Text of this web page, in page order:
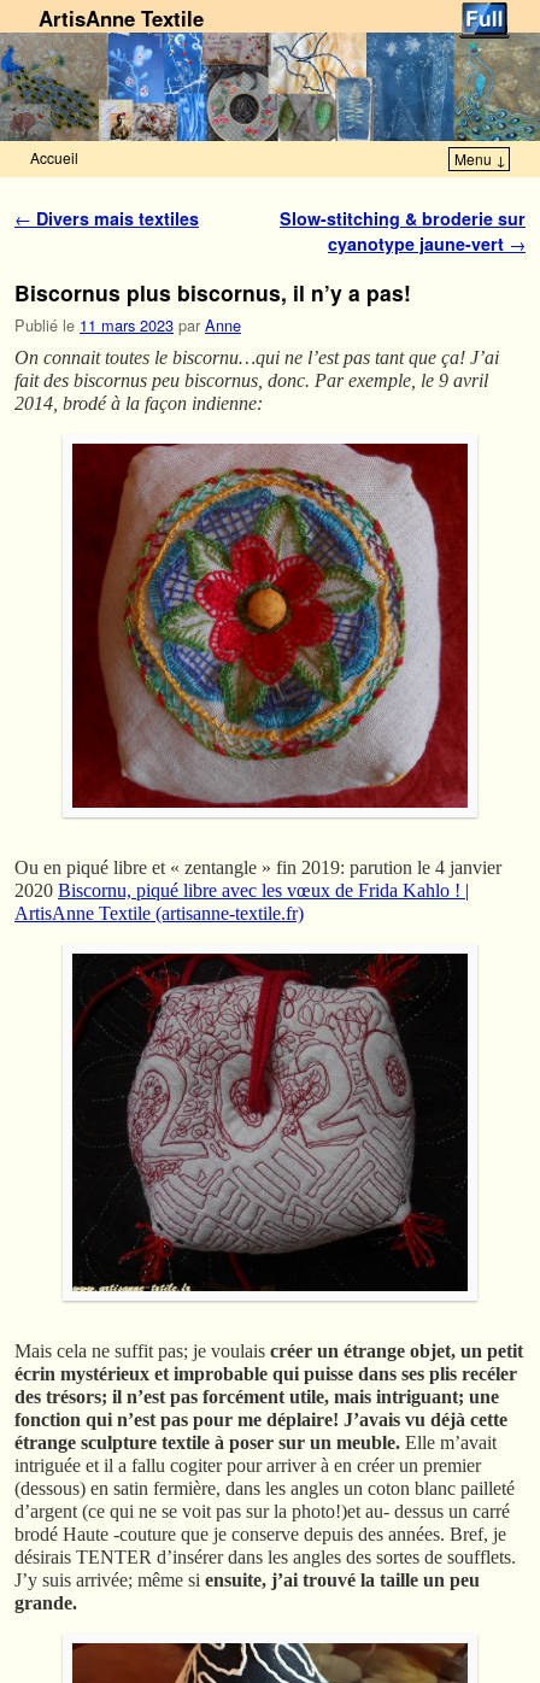
ArtisAnne Textile
Accueil Menu ↓
Navigation des articles
← Divers mais textiles
Slow-stitching & broderie sur
cyanotype jaune-vert →
Biscornus plus biscornus, il n’y a pas!
Publié le 11 mars 2023 par Anne
On connait toutes le biscornu…qui ne l’est pas tant que ça! J’ai
fait des biscornus peu biscornus, donc. Par exemple, le 9 avril
2014, brodé à la façon indienne:
Ou en piqué libre et « zentangle » fin 2019: parution le 4 janvier
2020 Biscornu, piqué libre avec les vœux de Frida Kahlo ! |
ArtisAnne Textile (artisanne-textile.fr)
Mais cela ne suffit pas; je voulais créer un étrange objet, un petit
écrin mystérieux et improbable qui puisse dans ses plis recéler
des trésors; il n’est pas forcément utile, mais intriguant; une
fonction qui n’est pas pour me déplaire! J’avais vu déjà cette
étrange sculpture textile à poser sur un meuble. Elle m’avait
intriguée et il a fallu cogiter pour arriver à en créer un premier
(dessous) en satin fermière, dans les angles un coton blanc pailleté
d’argent (ce qui ne se voit pas sur la photo!)et au- dessus un carré
brodé Haute -couture que je conserve depuis des années. Bref, je
désirais TENTER d’insérer dans les angles des sortes de soufflets.
J’y suis arrivée; même si ensuite, j’ai trouvé la taille un peu
grande.